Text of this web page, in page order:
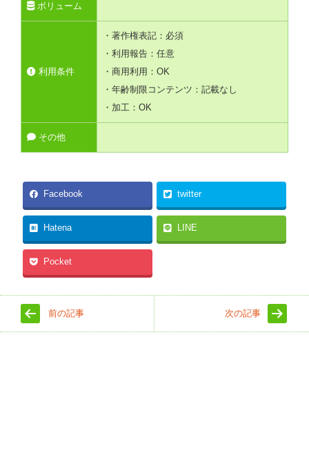
ボリューム
利用条件
・著作権表記：必須
・利用報告：任意
・商用利用：OK
・年齢制限コンテンツ：記載なし
・加工：OK
その他
Facebook twitter
Hatena LINE
Pocket
前の記事 次の記事